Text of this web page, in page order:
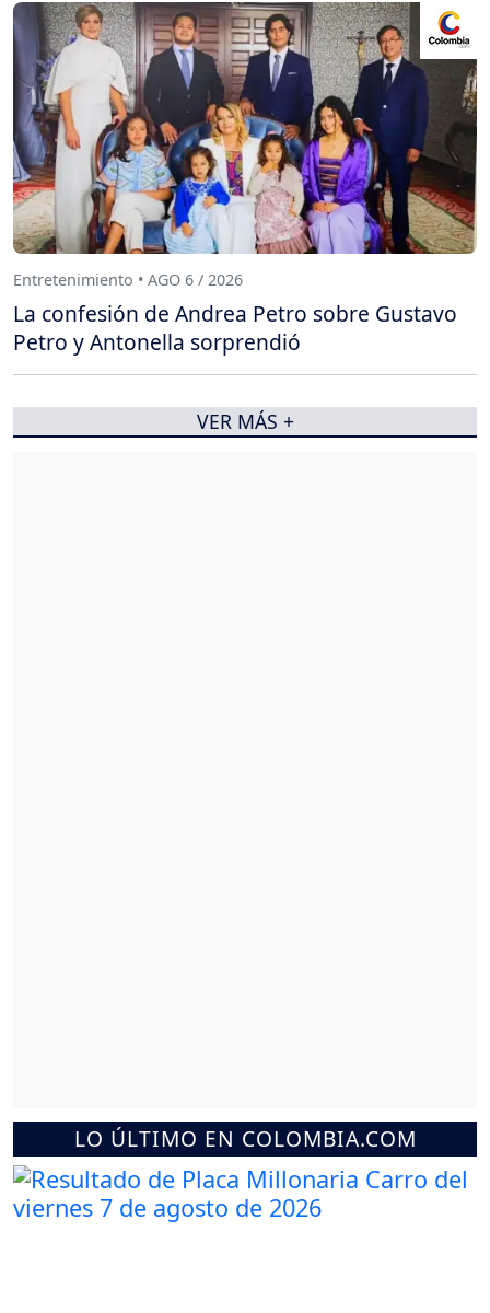
LO ÚLTIMO EN COLOMBIA.COM
Entretenimiento • AGO 6 / 2026
La confesión de Andrea Petro sobre Gustavo
Petro y Antonella sorprendió
VER MÁS +